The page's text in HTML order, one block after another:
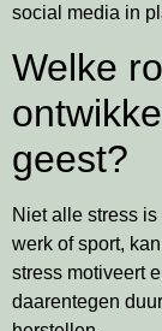
social media in
Welke
geest?
Niet alle stress
werk of sport,
stress motiveert
daarentegen